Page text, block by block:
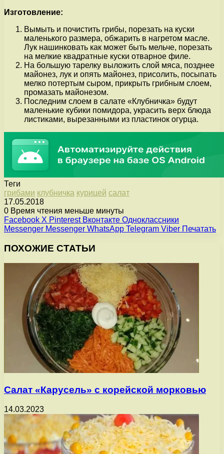
Изготовление:
Вымыть и почистить грибы, порезать на куски
маленького размера, обжарить в нагретом масле.
Лук нашинковать как может быть мельче, порезать
на мелкие квадратные куски отварное филе.
На большую тарелку выложить слой мяса, позднее
майонез, лук и опять майонез, присолить, посыпать
мелко потертым сыром, прикрыть грибным слоем,
промазать майонезом.
Последним слоем в салате «Клубничка» будут
маленькие кубики помидора, украсить верх блюда
листиками, вырезанными из пластинок огурца.
Теги
грибами клубничка курицей салат
17.05.2018
0 Время чтения меньше минуты
Facebook X Pinterest Вконтакте Одноклассники
Messenger Messenger WhatsApp Telegram Viber Печатать
ПОХОЖИЕ СТАТЬИ
Салат «Карусель» с корейской морковью
14.03.2023